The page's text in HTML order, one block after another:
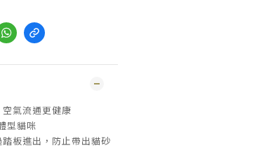
氣流通更健康
型貓咪
板進出，防止帶出貓砂